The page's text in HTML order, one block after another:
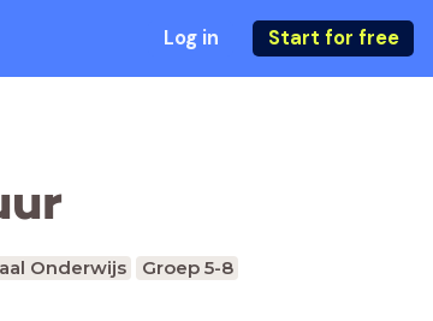
Log in Start for free
Onderwijs Groep 5-8